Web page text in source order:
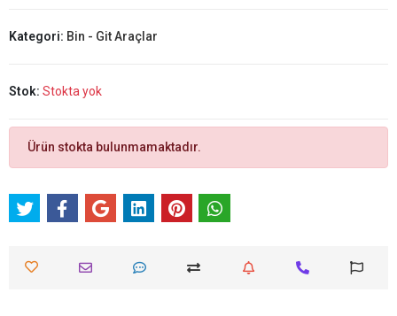
Kategori: Bin - Git Araçlar
Stok: Stokta yok
Ürün stokta bulunmamaktadır.